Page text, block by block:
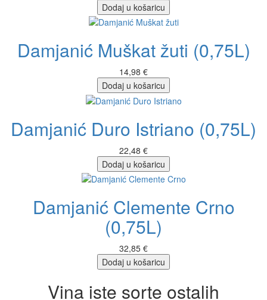
Dodaj u košaricu
Damjanić Muškat žuti (0,75L)
14,98 €
Dodaj u košaricu
Damjanić Duro Istriano (0,75L)
22,48 €
Dodaj u košaricu
Damjanić Clemente Crno
(0,75L)
32,85 €
Dodaj u košaricu
Vina iste sorte ostalih